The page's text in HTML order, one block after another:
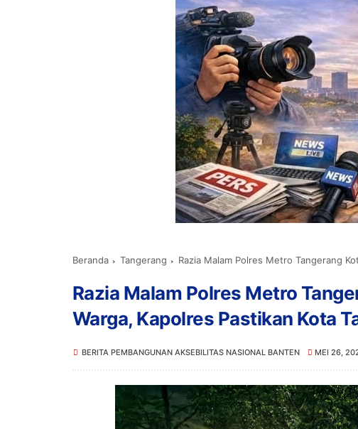
Beranda Tangerang Razia Malam Polres Metro Tangerang Kota
Razia Malam Polres Metro
Warga, Kapolres Pastikan Kota
BERITA PEMBANGUNAN AKSEBILITAS NASIONAL BANTEN MEI 26,